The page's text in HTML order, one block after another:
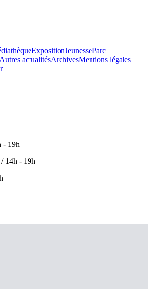
ExpositionJeunesseParc
Autres actualitésArchivesMentions légales
- 19h
14h - 19h